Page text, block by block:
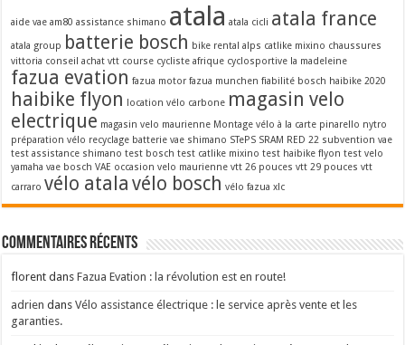
aide vae am80 assistance shimano atala atala cicli atala france
atala group batterie bosch bike rental alps catlike mixino chaussures
vittoria conseil achat vtt course cycliste afrique cyclosportive la madeleine
fazua evation fazua motor fazua munchen fiabilité bosch haibike 2020
haibike flyon location vélo carbone magasin velo
electrique magasin velo maurienne Montage vélo à la carte pinarello nytro
préparation vélo recyclage batterie vae shimano STePS SRAM RED 22 subvention vae
test assistance shimano test bosch test catlike mixino test haibike flyon test velo
yamaha vae bosch VAE occasion velo maurienne vtt 26 pouces vtt 29 pouces vtt
carraro vélo atala vélo bosch vélo fazua xlc
Commentaires récents
florent dansFazua Evation : la révolution est en route!
adrien dansVélo assistance électrique : le service après vente et les
garanties.